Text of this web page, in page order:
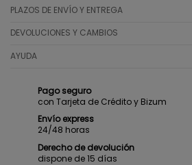
PLAZOS DE ENVÍO Y ENTREGA
DEVOLUCIONES Y CAMBIOS
AYUDA
Pago seguro
con Tarjeta de Crédito y Bizum
Envío express
24/48 horas
Derecho de devolución
dispone de 15 días